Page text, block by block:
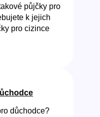
půjčky pro
k jejich
pro cizince
důchodce?